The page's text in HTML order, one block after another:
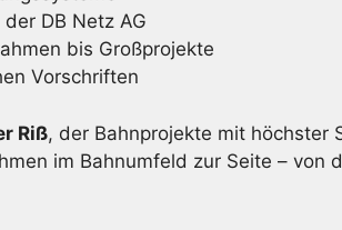
DB Netz AG
bis Großprojekte
Vorschriften
Riß, der Bahnprojekte mit höchster
im Bahnumfeld zur Seite – von